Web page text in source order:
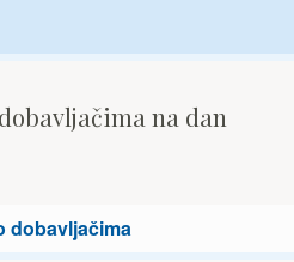
na dan
dobavljačima